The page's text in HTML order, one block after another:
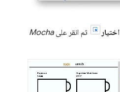
اختيار ثم انقر علىMocha